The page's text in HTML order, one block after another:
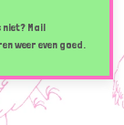
niet? Mail
weer even goed.